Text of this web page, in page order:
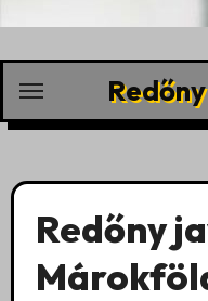
Redőny